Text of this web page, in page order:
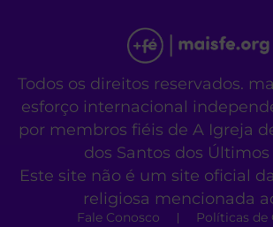
Todos os direitos reservados.
esforço internacional
por membros fiéis de A Igreja
dos Santos dos Últimos
Este site não é um site oficial
religiosa mencionada
Fale Conosco Políticas de